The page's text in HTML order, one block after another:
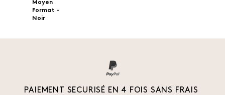
Moyen
Format -
Noir
PAIEMENT SECURISÉ EN 4 FOIS SANS FRAIS